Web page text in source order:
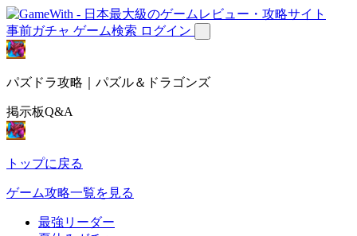
事前ガチャ ゲーム検索 ログイン
パズドラ攻略｜パズル＆ドラゴンズ
掲示板Q&A
トップに戻る
ゲーム攻略一覧を見る
最強リーダー